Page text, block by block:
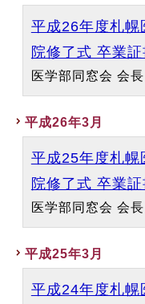
平成26年度札幌
院修了式 卒業
医学部同窓会 会
平成26年3月
平成25年度札幌
院修了式 卒業
医学部同窓会 会
平成25年3月
平成24年度札幌